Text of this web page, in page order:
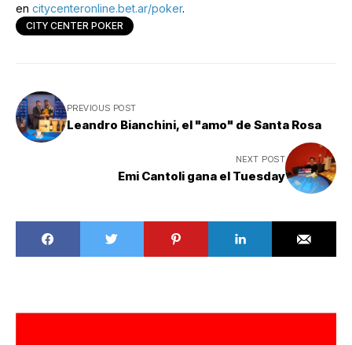
en citycenteronline.bet.ar/poker.
CITY CENTER POKER
PREVIOUS POST
Leandro Bianchini, el "amo" de Santa Rosa
NEXT POST
Emi Cantoli gana el Tuesday